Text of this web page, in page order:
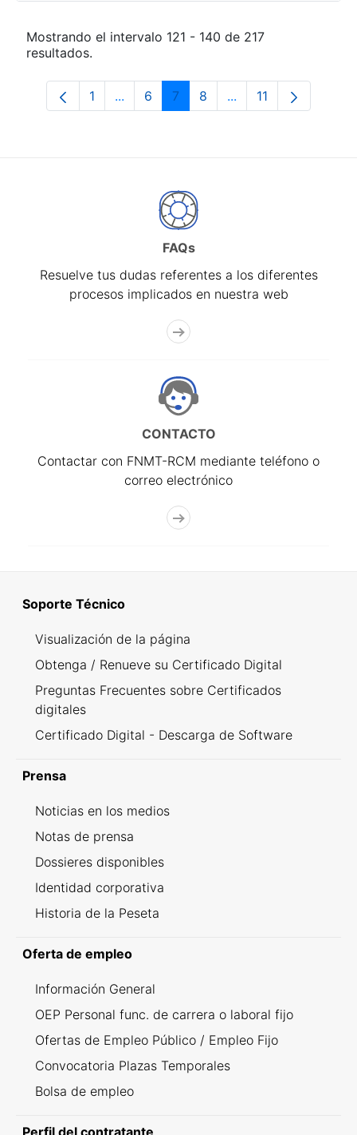
Mostrando el intervalo 121 - 140 de 217
resultados.
Página
1 ...Páginas intermedias Use TAB para
Página
6 Página
7 Página
8 ...Páginas intermedias
Página
11
FAQs
Resuelve tus dudas referentes a los diferentes
procesos implicados en nuestra web
CONTACTO
Contactar con FNMT-RCM mediante teléfono o
correo electrónico
Soporte Técnico
Visualización de la página
Obtenga / Renueve su Certificado Digital
Preguntas Frecuentes sobre Certificados
digitales
Certificado Digital - Descarga de Software
Prensa
Noticias en los medios
Notas de prensa
Dossieres disponibles
Identidad corporativa
Historia de la Peseta
Oferta de empleo
Información General
OEP Personal func. de carrera o laboral fijo
Ofertas de Empleo Público / Empleo Fijo
Convocatoria Plazas Temporales
Bolsa de empleo
Perfil del contratante